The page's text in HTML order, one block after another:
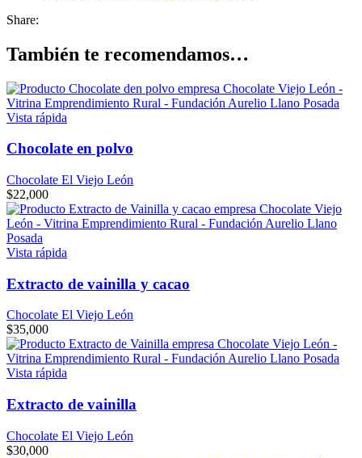
Share:
También te recomendamos…
Vista rápida
Chocolate en polvo
Chocolate El Viejo León
$22,000
Vista rápida
Extracto de vainilla y cacao
Chocolate El Viejo León
$35,000
Vista rápida
Extracto de vainilla
Chocolate El Viejo León
$30,000